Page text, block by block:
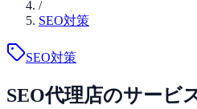
/
SEO対策
SEO対策
SEO代理店のサービ